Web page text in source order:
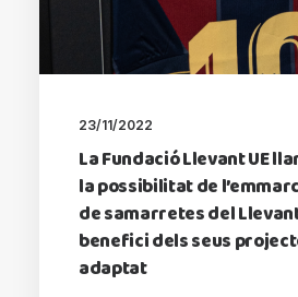
23/11/2022
La Fundació Llevant UE
la possibilitat de
de samarretes del Llevant
benefici dels seus
adaptat